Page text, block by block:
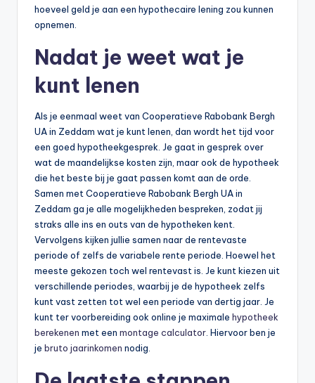
hoeveel geld je aan een hypothecaire lening zou kunnen
opnemen.
Nadat je weet wat je
kunt lenen
Als je eenmaal weet van Cooperatieve Rabobank Bergh
UA in Zeddam wat je kunt lenen, dan wordt het tijd voor
een goed hypotheekgesprek. Je gaat in gesprek over
wat de maandelijkse kosten zijn, maar ook de hypotheek
die het beste bij je gaat passen komt aan de orde.
Samen met Cooperatieve Rabobank Bergh UA in
Zeddam ga je alle mogelijkheden bespreken, zodat jij
straks alle ins en outs van de hypotheken kent.
Vervolgens kijken jullie samen naar de rentevaste
periode of zelfs de variabele rente periode. Hoewel het
meeste gekozen toch wel rentevast is. Je kunt kiezen uit
verschillende periodes, waarbij je de hypotheek zelfs
kunt vast zetten tot wel een periode van dertig jaar. Je
kunt ter voorbereiding ook online je maximale hypotheek
berekenen met een montage calculator . Hiervoor ben je
je bruto jaarinkomen nodig.